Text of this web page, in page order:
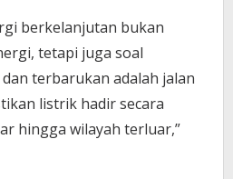
berkelanjutan bukan
tetapi juga soal
terbarukan adalah jalan
listrik hadir secara
hingga wilayah terluar,”